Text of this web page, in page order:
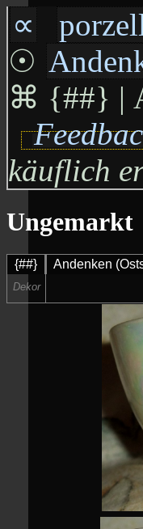
∝
☉
⌘ {##} |
käuflich
Ungemarkt
{##} Andenken
Dekor